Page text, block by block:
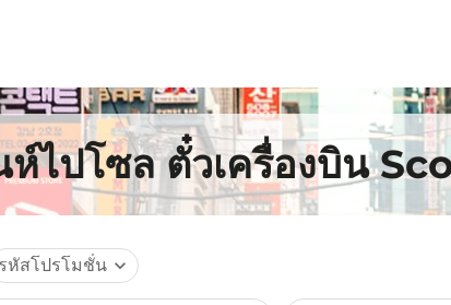
ห์ไปโซล ตั๋วเครื่องบิน
รหัสโปรโมชั่น expand_more